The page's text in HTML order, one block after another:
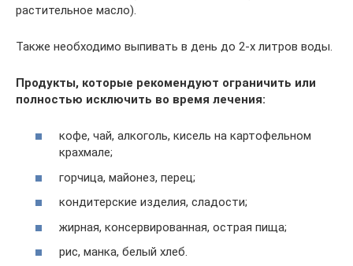
растительное масло).
Также необходимо выпивать в день до 2-х литров воды.
Продукты, которые рекомендуют ограничить или
полностью исключить во время лечения:
кофе, чай, алкоголь, кисель на картофельном
крахмале;
горчица, майонез, перец;
кондитерские изделия, сладости;
жирная, консервированная, острая пища;
рис, манка, белый хлеб.